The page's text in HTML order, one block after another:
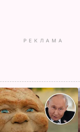
РЕКЛАМА